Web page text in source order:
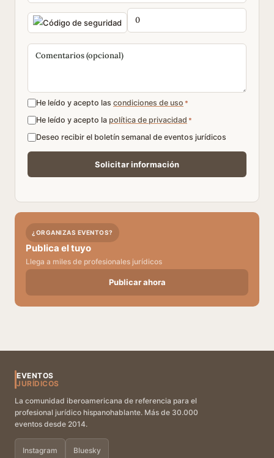
He leído y acepto las condiciones de uso *
He leído y acepto la política de privacidad *
Deseo recibir el boletín semanal de eventos jurídicos
¿ORGANIZAS EVENTOS?
Publica el tuyo
Llega a miles de profesionales jurídicos
Publicar ahora
EVENTOS
JURÍDICOS
La comunidad iberoamericana de referencia para el
profesional jurídico hispanohablante. Más de 30.000
eventos desde 2014.
Instagram Bluesky